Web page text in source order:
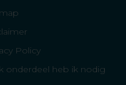
Policy
onderdeel heb ik nodig